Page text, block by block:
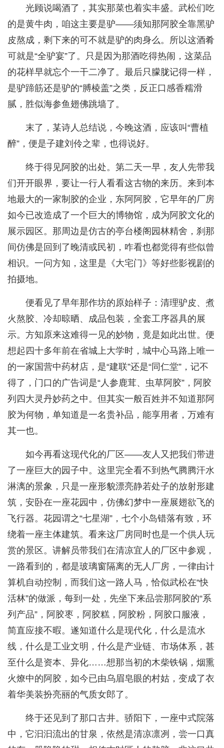
光顾说喝酒了，其实那菜也着实丰盛。武松们吃
的是黄牛肉，咱这主要是驴——须知那阿胶全靠黑驴
皮熬成，剩下来的可不就是驴的肉身么。所以这酒肴
可就是“全驴宴”了。只是因为那酒吃得热闹，这菜品
的花样早就忘个一干二净了。最后只朦胧记得一样，
是驴蹄筋还是驴的“膊棱盖”之类，反正口感香糯滑
腻，胜似海参鱼翅佛跳墙了。
末了，某诗人总结说，今晚这酒，应该叫“曹植
醉”，便是子建刘伶之辈，也得说好。
终于得见阿胶的出处。第二天一早，友人先带我
们开开眼界，要让一行人看看这古物的来历。来到本
地最大的一家制胶的企业，东阿阿胶，它早年的厂房
如今已改造成了一个巨大的博物馆，成为阿胶文化的
展示园区。那周边是仿古的亭台楼阁园林精舍，刹那
间仿佛是回到了晚清或民初，咋看也都觉得有些似曾
相识。一问方知，这里是《大宅门》等好些影视剧的
拍摄地。
便看见了早年那作坊的原始样子：清理驴皮、煮
火熬胶、冷却晾晒、成品包装，全套工序器具的展
示。方知原来这难得一见的妙物，竟是如此出世。便
想起四十多年前在省城上大学时，城中心马路上唯一
的一家国营中药材店，是“建联”还是“同仁堂”，记不
得了，门口的广告词是“人参鹿茸、虫草阿胶”，阿胶
列四大灵丹妙药之中。但其实一般百姓并不知道那阿
胶为何物，单知道是一名贵补品，能享用者，万难有
其一也。
如今再看这现代化的厂区——友人又把我们带进
了一座巨大的园子中。这里完全看不到热气腾腾汗水
淋漓的景象，只是一座形貌漂亮静若处子的放射形建
筑，安卧在一座花园中，仿佛幻梦中一座展翅欲飞的
飞行器。花园谓之“七星湖”，七个小岛错落有致，环
绕着一座主体建筑。看来这厂房同时也是一个供人玩
赏的景区。讲解员带我们在清凉宜人的厂区中参观，
一路看到的，都是玻璃窗隔离的无人厂房，一律由计
算机自动控制，而我们这一路人马，恰似武松在“快
活林”的做派，每到一处，先坐下来品尝那阿胶的“系
列产品”，阿胶枣，阿胶糕，阿胶粉，阿胶口服液，
简直应接不暇。遂知道什么是现代化，什么是流水
线，什么是工业文明，什么是产业链、市场体系，甚
至什么是资本、异化……想那当初的木柴铁锅，烟熏
火燎中的阿胶，如今已由乌眉皂眼的村姑，变成了衣
着华美装扮亮丽的气质女郎了。
终于还见到了那口古井。骄阳下，一座中式院落
中，它汩汩流出的甘泉，依然是清凉凛冽，尝一口真